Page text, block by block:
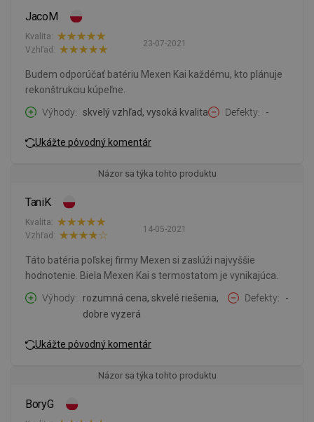
JacoM
23-07-2021
Kvalita:
Vzhľad:
Budem odporúčať batériu Mexen Kai každému, kto plánuje
rekonštrukciu kúpeľne.
Výhody
skvelý vzhľad, vysoká kvalita Defekty -
Ukážte pôvodný komentár
Názor sa týka tohto produktu
TaniK
14-05-2021
Kvalita:
Vzhľad:
Táto batéria poľskej firmy Mexen si zaslúži najvyššie
hodnotenie. Biela Mexen Kai s termostatom je vynikajúca.
Výhody
rozumná cena, skvelé riešenia,
dobre vyzerá
Defekty -
Ukážte pôvodný komentár
Názor sa týka tohto produktu
BoryG